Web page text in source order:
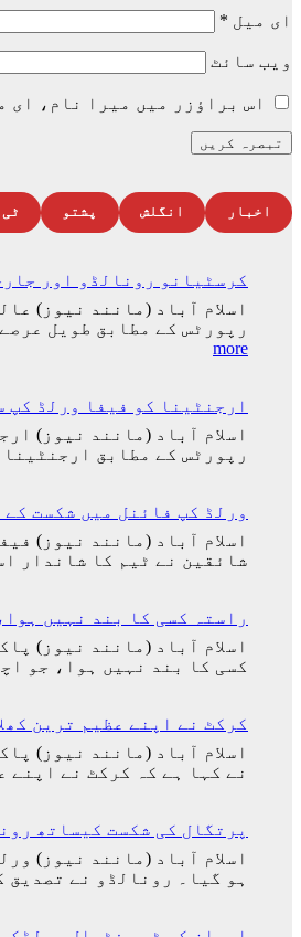
ای میل *
ویب‌ سائٹ
اس براؤزر میں میرا نام، ای
اخبار انگلش پشتو
کرسٹیانو رونالڈو اور
اسلام آباد (مانند نیوز)
رپورٹس کے مطابق طویل
more
:
اور
جارجینا
روڈریگز
کی
کی
تاریخ
سامنے
آ
ارجنٹینا کو فیفا ورلڈ کپ سے باہر
رپورٹس کے مطابق ارجنٹینا کے خلاف درخواست پر 23,316,108 افراد دستخط کر چکے
ورلڈ کپ فائنل میں شکست
شائقین نے ٹیم کا شاندار
راستہ کسی کا بند نہیں
اسلام آباد (مانند نیوز)
کسی کا بند نہیں ہوا، جو
کرکٹ نے اپنے عظیم ترین
اسلام آباد (مانند نیوز)
نے کہا ہے کہ کرکٹ نے اپنے
پرتگال کی شکست کیساتھ
ہو گیا۔ رونالڈو نے تصدیق